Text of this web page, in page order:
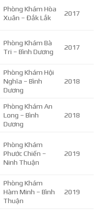
Phòng Khám Hòa
Xuân – Đắk Lắk
2017
Phòng Khám Bà
Tri – Bình Dương
2017
Phòng Khám Hội
Nghĩa – Bình
Dương
2018
Phòng Khám An
Long – Bình
Dương
2018
Phòng Khám
Phước Chiến –
Ninh Thuận
2019
Phòng Khám
Hàm Minh – Bình
Thuận
2019